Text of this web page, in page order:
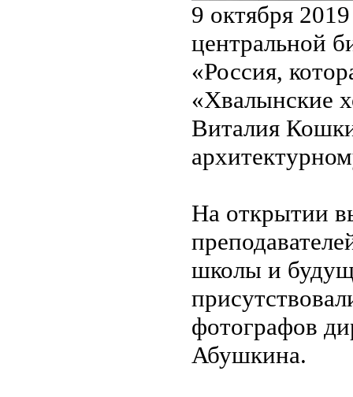
9 октября
центральной
«Россия,
«Хвалынские
Виталия
На открытии
школы и
фотографов
Абушкина.